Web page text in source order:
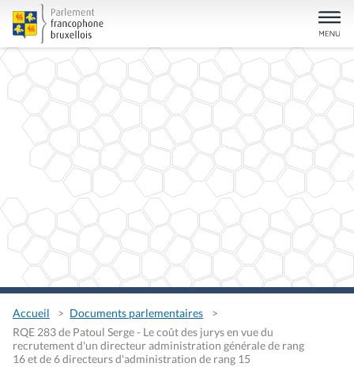
Accueil
Documents parlementaires
RQE 283 de Patoul Serge - Le coût des jurys en vue du
recrutement d'un directeur administration générale de rang
16 et de 6 directeurs d'administration de rang 15